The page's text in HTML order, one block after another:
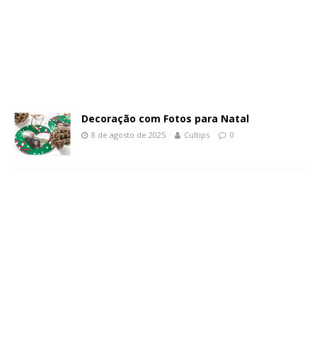
Decoração com Fotos para Natal
8 de agosto de 2025 Cultips 0